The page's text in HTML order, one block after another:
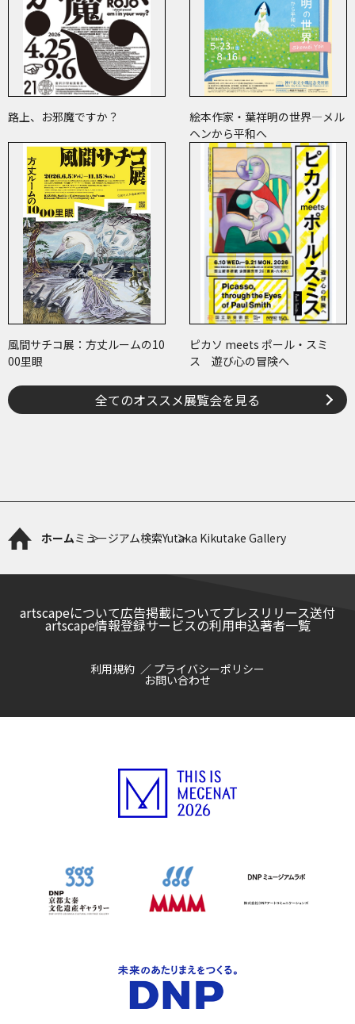
路上、お邪魔ですか？
絵本作家・葉祥明の世界―メル
ヘンから平和へ
風間サチコ展：方丈ルームの10
00里眼
ピカソ meets ポール・スミ
ス 遊び心の冒険へ
全てのオススメ展覧会を見る
ホームミュージアム検索Yutaka Kikutake Gallery
artscapeについて広告掲載についてプレスリリース送付
artscape情報登録サービスの利用申込著者一覧
利用規約 プライバシーポリシー
お問い合わせ